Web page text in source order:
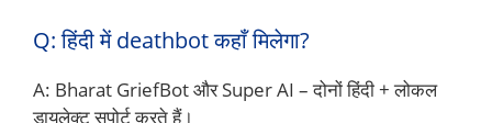
Q: हिंदी में deathbot कहाँ मिलेगा?
A: Bharat GriefBot और Super AI – दोनों हिंदी + लोकल
डायलेक्ट सपोर्ट करते हैं।